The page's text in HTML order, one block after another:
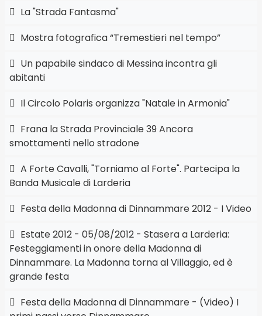
La "Strada Fantasma"
Mostra fotografica “Tremestieri nel tempo”
Un papabile sindaco di Messina incontra gli
abitanti
Il Circolo Polaris organizza "Natale in Armonia"
Frana la Strada Provinciale 39 Ancora
smottamenti nello stradone
A Forte Cavalli, "Torniamo al Forte". Partecipa la
Banda Musicale di Larderia
Festa della Madonna di Dinnammare 2012 - I Video
Estate 2012 - 05/08/2012 - Stasera a Larderia:
Festeggiamenti in onore della Madonna di
Dinnammare. La Madonna torna al Villaggio, ed è
grande festa
Festa della Madonna di Dinnammare - (Video) I